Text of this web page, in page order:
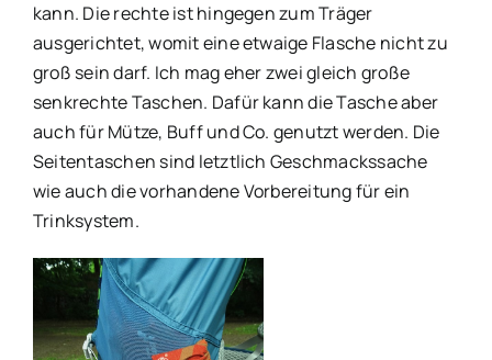
kann. Die rechte ist hingegen zum Träger
ausgerichtet, womit eine etwaige Flasche nicht zu
groß sein darf. Ich mag eher zwei gleich große
senkrechte Taschen. Dafür kann die Tasche aber
auch für Mütze, Buff und Co. genutzt werden. Die
Seitentaschen sind letztlich Geschmackssache
wie auch die vorhandene Vorbereitung für ein
Trinksystem.